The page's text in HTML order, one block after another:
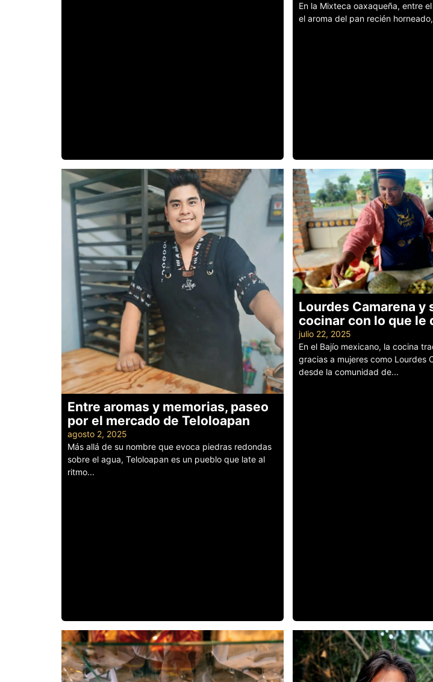
En la Mixteca oaxaqueña, entre
el aroma del pan recién
Entre aromas y memorias, paseo
por el mercado de Teloloapan
agosto 2, 2025
Más allá de su nombre que evoca piedras redondas
sobre el agua, Teloloapan es un pueblo que late al
ritmo...
Lourdes Camarena y
cocinar con lo que le
julio 22, 2025
En el Bajío mexicano, la cocina
gracias a mujeres como Lourdes
desde la comunidad de...